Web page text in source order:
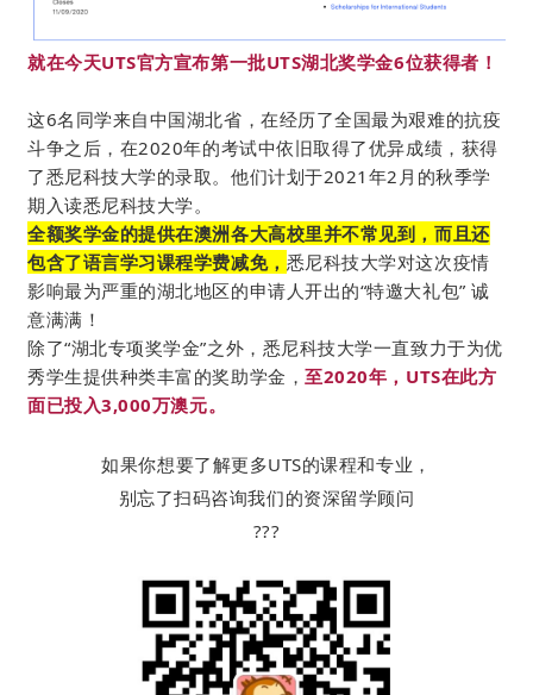
就在今天UTS官方宣布第一批UTS湖北奖学金6位获得者！
这6名同学来自中国湖北省，在经历了全国最为艰难的抗疫
斗争之后，在2020年的考试中依旧取得了优异成绩，获得
了悉尼科技大学的录取。 他们计划于2021年2月的秋季学
期入读悉尼科技大学。
全额奖学金的提供在澳洲各大高校里并不常见到，而且还
包含了语言学习课程学费减免， 悉尼科技大学对这次疫情
影响最为严重的湖北地区的申请人开出的“特邀大礼包” 诚
意满满！
除了“湖北专项奖学金”之外，悉尼科技大学一直致力于为优
秀学生提供种类丰富的奖助学金，至2020年，UTS在此方
面已投入3,000万澳元。
如果你想要了解更多UTS的课程和专业，
别忘了扫码咨询我们的资深留学顾问
???